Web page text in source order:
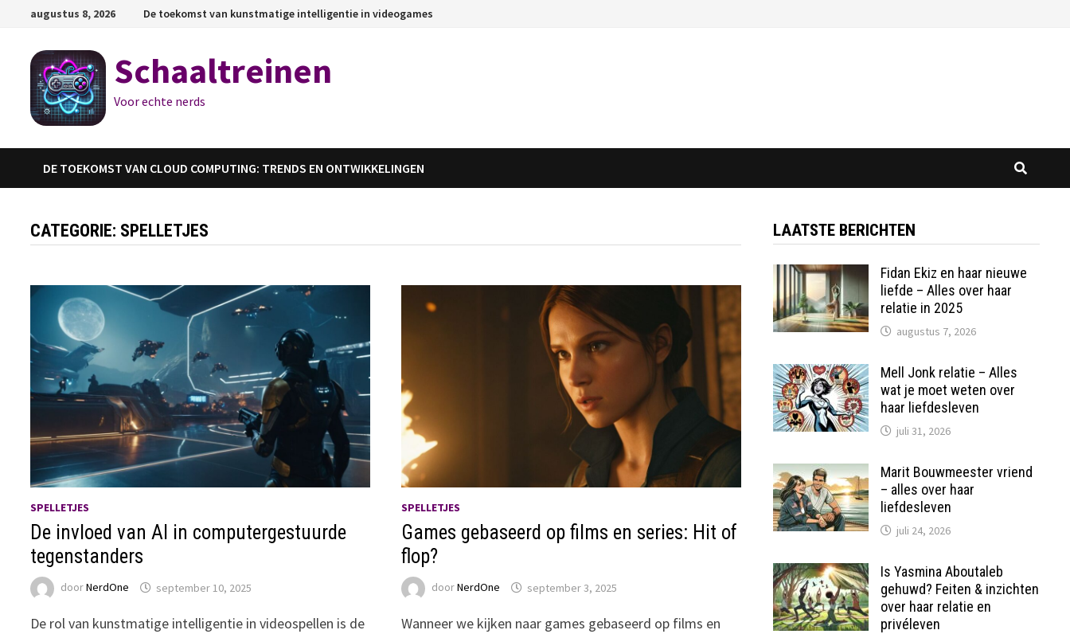
inhoud
augustus 8, 2026 De toekomst van kunstmatige intelligentie in videogames
Schaaltreinen
Voor echte nerds
DE TOEKOMST VAN CLOUD COMPUTING: TRENDS EN ONTWIKKELINGEN
CATEGORIE: SPELLETJES
SPELLETJES
De invloed van AI in computergestuurde
tegenstanders
doorNerdOne september 10, 2025
De rol van kunstmatige intelligentie in videospellen is de
SPELLETJES
Games gebaseerd op films en series: Hit of
flop?
doorNerdOne september 3, 2025
Wanneer we kijken naar games gebaseerd op films en
LAATSTE BERICHTEN
Fidan Ekiz en haar nieuwe
liefde – Alles over haar
relatie in 2025
augustus 7, 2026
Mell Jonk relatie – Alles
wat je moet weten over
haar liefdesleven
juli 31, 2026
Marit Bouwmeester vriend
– alles over haar
liefdesleven
juli 24, 2026
Is Yasmina Aboutaleb
gehuwd? Feiten & inzichten
over haar relatie en
privéleven